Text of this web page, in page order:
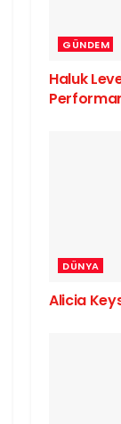
GÜNDEM
Haluk
DÜNYA
Alicia